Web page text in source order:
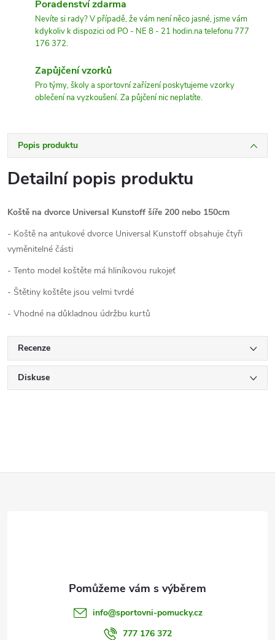
Poradenství zdarma
Nevíte si rady? V případě, že vám není něco jasné, jsme vám
kdykoliv k dispozici od PO - NE 8 - 21 hodin.na telefonu 777
176 372.
Zapůjčení vzorků
Pro týmy, školy a sportovní zařízení poskytujeme vzorky
oblečení na vyzkoušení. Za půjčení nic neplatíte.
Popis produktu
Detailní popis produktu
Koště na dvorce Universal Kunstoff šíře 200 nebo 150cm
- Koště na antukové dvorce Universal Kunstoff obsahuje čtyři
vyměnitelné části
- Tento model koštěte má hliníkovou rukojeť
- Štětiny koštěte jsou velmi tvrdé
- Vhodné na důkladnou údržbu kurtů
Recenze
Diskuse
info@sportovni-pomucky.cz
777 176 372